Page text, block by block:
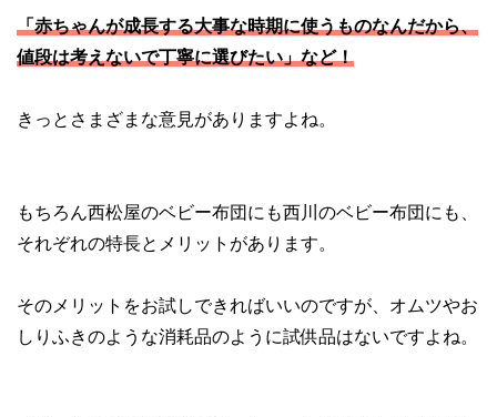
「赤ちゃんが成長する大事な時期に使うものなんだから、
値段は考えないで丁寧に選びたい」など！
きっとさまざまな意見がありますよね。
もちろん西松屋のベビー布団にも西川のベビー布団にも、
それぞれの特長とメリットがあります。
そのメリットをお試しできればいいのですが、オムツやお
しりふきのような消耗品のように試供品はないですよね。